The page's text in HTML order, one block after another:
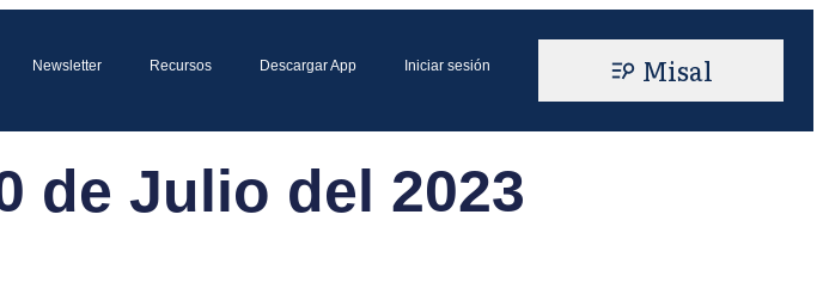
Newsletter Recursos Descargar App Iniciar sesión Misal
de Julio del 2023